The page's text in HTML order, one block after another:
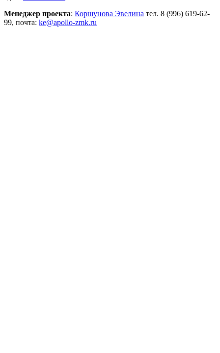
Менеджер проекта: Коршунова Эвелина тел. 8 (996) 619-62-
99, почта: ke@apollo-zmk.ru